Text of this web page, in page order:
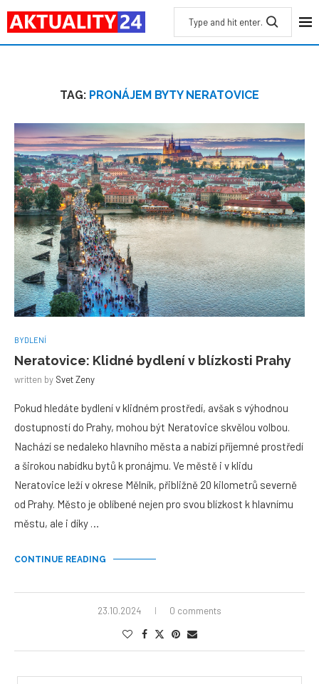
TAG: PRONÁJEM BYTY NERATOVICE
BYDLENÍ
Neratovice: Klidné bydlení v blízkosti Prahy
written by Svet Zeny
Pokud hledáte bydlení v klidném prostředí, avšak s výhodnou
dostupností do Prahy, mohou být Neratovice skvělou volbou.
Nachází se nedaleko hlavního města a nabízí příjemné prostředí
a širokou nabídku bytů k pronájmu. Ve městě i v klidu
Neratovice leží v okrese Mělník, přibližně 20 kilometrů severně
od Prahy. Město je oblíbené nejen pro svou blízkost k hlavnímu
městu, ale i díky …
CONTINUE READING
23.10.2024 0 comments